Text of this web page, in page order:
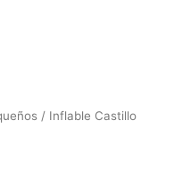
/ Inflable Castillo